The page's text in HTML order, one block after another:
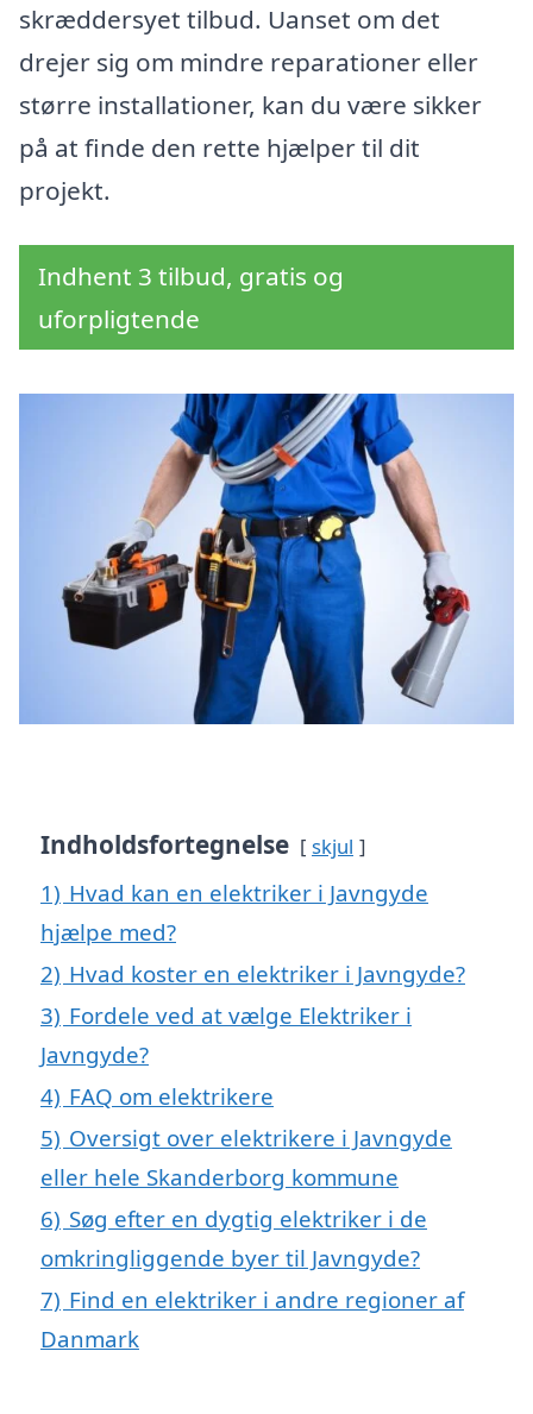
skræddersyet tilbud. Uanset om det
drejer sig om mindre reparationer eller
større installationer, kan du være sikker
på at finde den rette hjælper til dit
projekt.
Indhent 3 tilbud, gratis og
uforpligtende
Indholdsfortegnelse skjul
1) Hvad kan en elektriker i Javngyde
hjælpe med?
2) Hvad koster en elektriker i Javngyde?
3) Fordele ved at vælge Elektriker i
Javngyde?
4) FAQ om elektrikere
5) Oversigt over elektrikere i Javngyde
eller hele Skanderborg kommune
6) Søg efter en dygtig elektriker i de
omkringliggende byer til Javngyde?
7) Find en elektriker i andre regioner af
Danmark